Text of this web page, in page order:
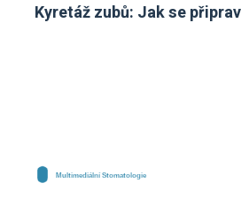
Kyretáž zubů: Jak se